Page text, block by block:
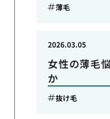
薄毛
女性の薄毛
か
2026.03.05
抜け毛